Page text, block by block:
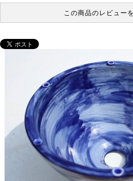
この商品のレビュー